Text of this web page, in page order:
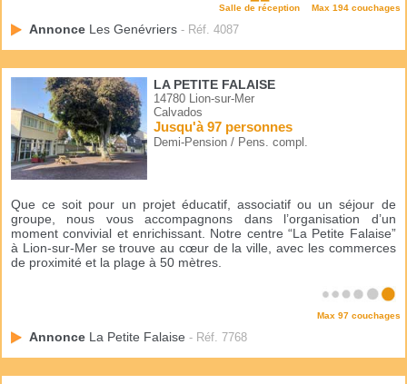
Salle de réception Max 194 couchages
Annonce Les Genévriers - Réf. 4087
LA PETITE FALAISE
14780 Lion-sur-Mer
Calvados
Jusqu'à 97 personnes
Demi-Pension / Pens. compl.
Que ce soit pour un projet éducatif, associatif ou un séjour de
groupe, nous vous accompagnons dans l’organisation d’un
moment convivial et enrichissant. Notre centre “La Petite Falaise”
à Lion-sur-Mer se trouve au cœur de la ville, avec les commerces
de proximité et la plage à 50 mètres.
Max 97 couchages
Annonce La Petite Falaise - Réf. 7768